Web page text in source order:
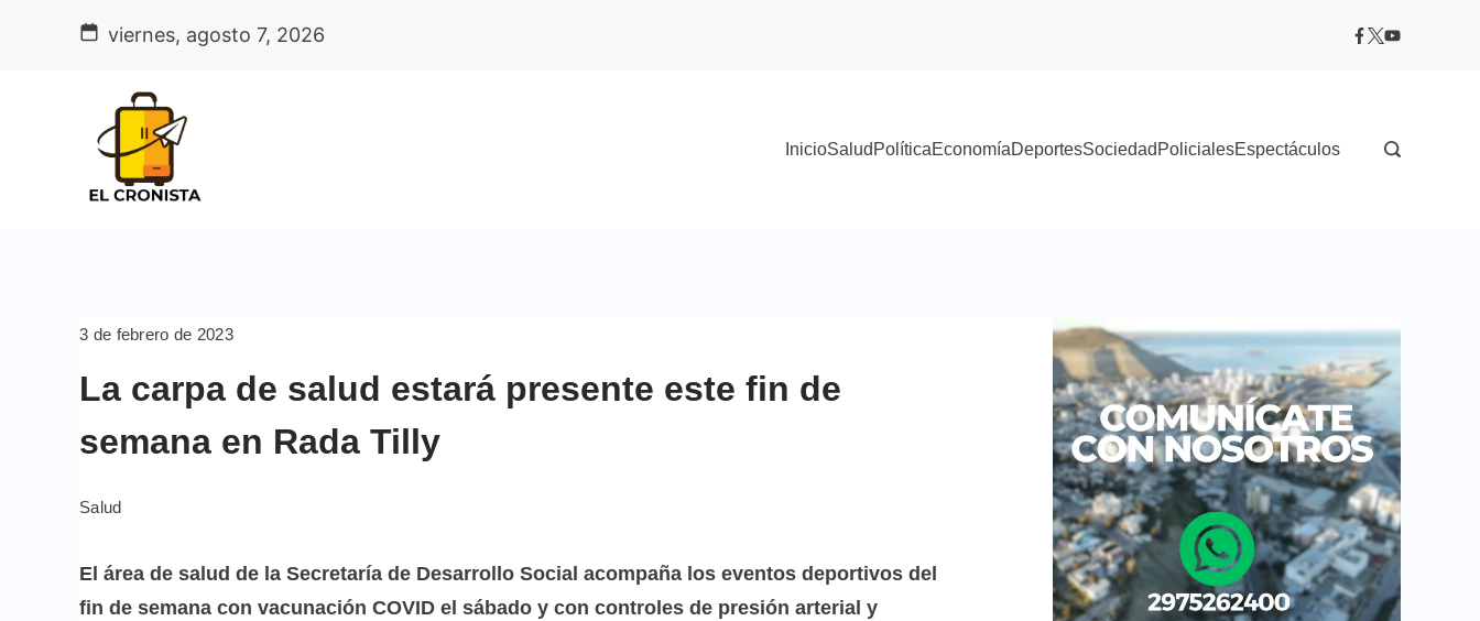
viernes, agosto 7, 2026
InicioSalud PolíticaEconomíaDeportesSociedad PolicialesEspectáculos
3 de febrero de 2023
La carpa de salud estará presente este fin de
semana en Rada Tilly
Salud
El área de salud de la Secretaría de Desarrollo Social acompaña los eventos deportivos del
fin de semana con vacunación COVID el sábado y con controles de presión arterial y